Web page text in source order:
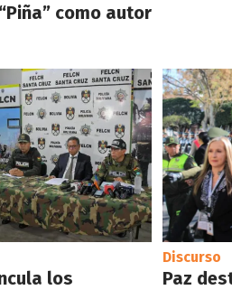
como autor
los
Discurso
Paz